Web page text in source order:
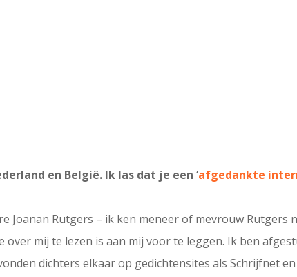
en België. Ik las dat je een ‘afgedankte
Joanan Rutgers – ik ken meneer of mevrouw Rutgers
mij te lezen is aan mij voor te leggen. Ik ben
dichters elkaar op gedichtensites als Schrijfnet